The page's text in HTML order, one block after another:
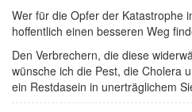
Wer für die Opfer der Katastrophe
hoffentlich einen besseren Weg
Den Verbrechern, die diese
wünsche ich die Pest, die Cholera
ein Restdasein in unerträglichem